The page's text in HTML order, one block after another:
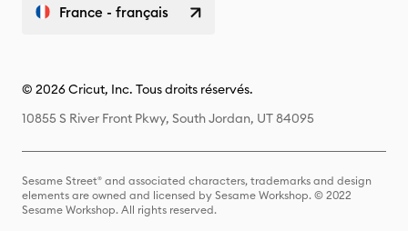
France - français
© 2026 Cricut, Inc. Tous droits réservés.
10855 S River Front Pkwy, South Jordan, UT 84095
Sesame Street® and associated characters, trademarks and design
elements are owned and licensed by Sesame Workshop. © 2022
Sesame Workshop. All rights reserved.